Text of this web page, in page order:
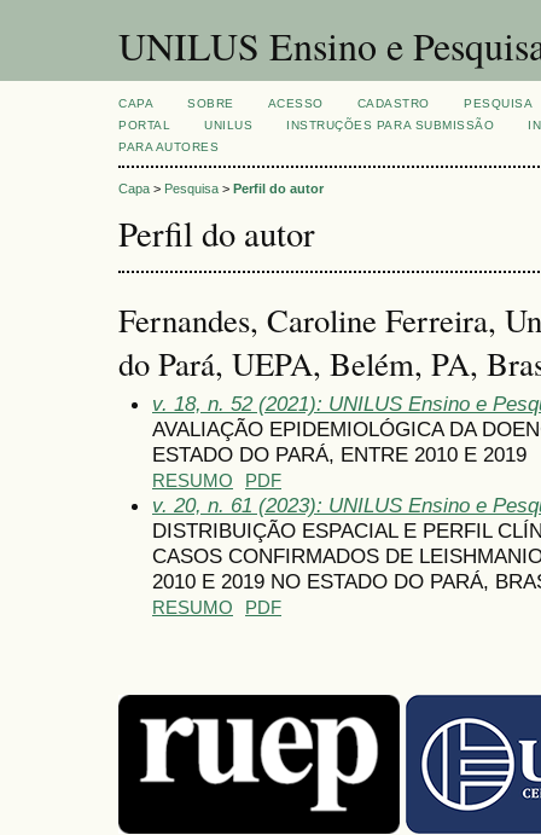
UNILUS Ensino e
CAPA SOBRE ACESSO CADASTRO
PESQUISA
PORTAL
UNILUS INSTRUÇÕES PARA SUBMISSÃO
PARA AUTORES
Capa > Pesquisa > Perfil do autor
Perfil do autor
Fernandes, Caroline Ferreira,
do Pará, UEPA, Belém, PA,
v. 18, n. 52 (2021): UNILUS Ensino e
AVALIAÇÃO EPIDEMIOLÓGICA DA
ESTADO DO PARÁ, ENTRE 2010 E 2019
RESUMO PDF
v. 20, n. 61 (2023): UNILUS Ensino e
DISTRIBUIÇÃO ESPACIAL E PERFIL
CASOS CONFIRMADOS DE
2010 E 2019 NO ESTADO DO PARÁ,
RESUMO PDF